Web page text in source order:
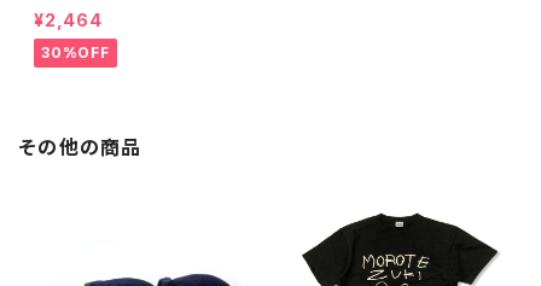
SHIRTS
¥2,464
30%OFF
その他の商品